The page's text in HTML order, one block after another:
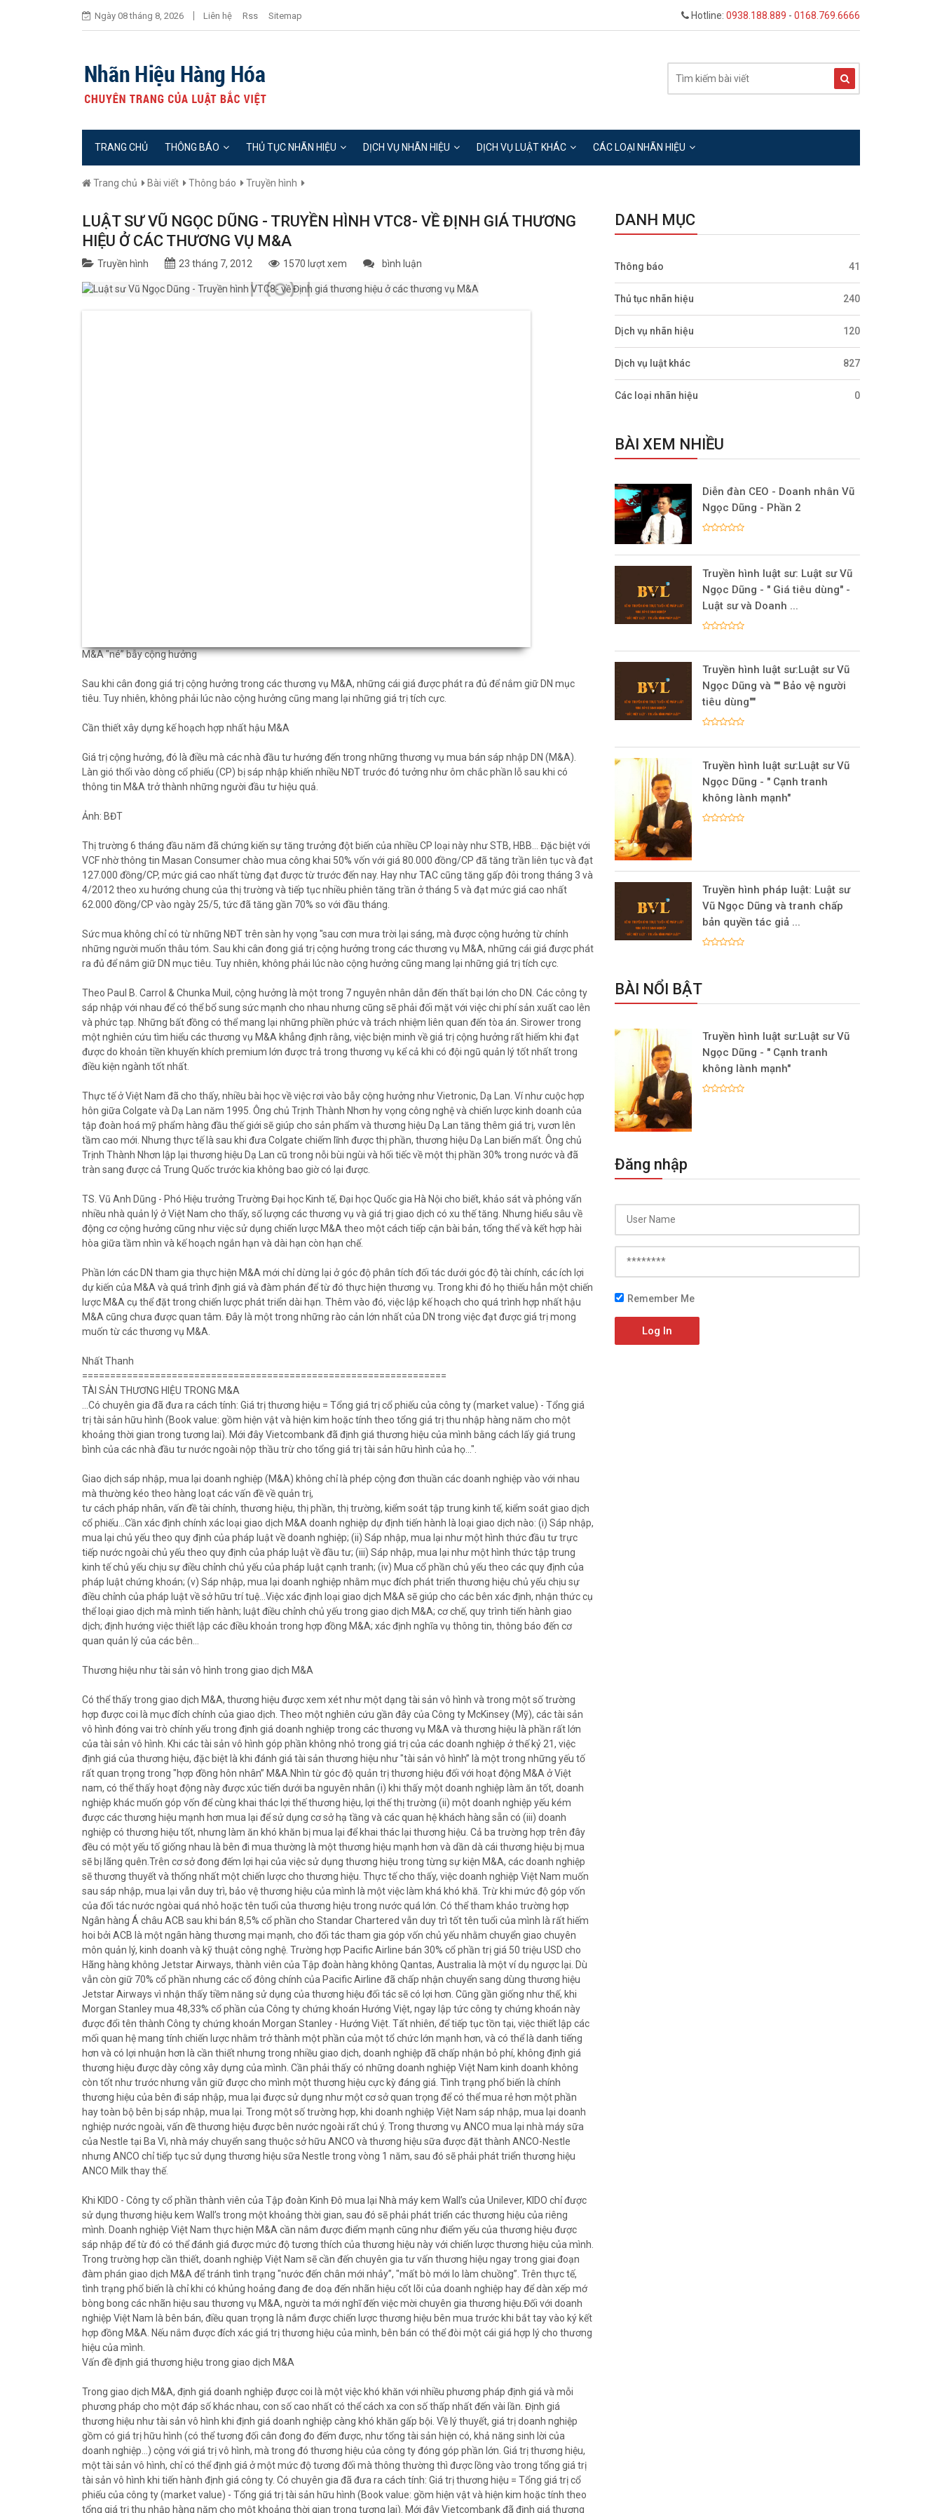
Ngày 08 tháng 8, 2026 Liên hệ Rss Sitemap Hotline: 0938.188.889 - 0168.769.6666
TRANG CHỦ THÔNG BÁO THỦ TỤC NHÃN HIỆU DỊCH VỤ NHÃN HIỆU DỊCH VỤ LUẬT KHÁC CÁC LOẠI NHÃN HIỆU
Trang chủ Bài viết Thông báo Truyền hình
LUẬT SƯ VŨ NGỌC DŨNG - TRUYỀN HÌNH VTC8- VỀ ĐỊNH GIÁ THƯƠNG
HIỆU Ở CÁC THƯƠNG VỤ M&A
Truyền hình 23 tháng 7, 2012 1570 lượt xem bình luận
M&A "né” bẫy cộng hưởng
Sau khi cân đong giá trị cộng hưởng trong các thương vụ M&A, những cái giá được phát ra đủ để nắm giữ DN mục
tiêu. Tuy nhiên, không phải lúc nào cộng hưởng cũng mang lại những giá trị tích cực.
Cần thiết xây dựng kế hoạch hợp nhất hậu M&A
Giá trị cộng hưởng, đó là điều mà các nhà đầu tư hướng đến trong những thương vụ mua bán sáp nhập DN (M&A).
Làn gió thổi vào dòng cổ phiếu (CP) bị sáp nhập khiến nhiều NĐT trước đó tưởng như ôm chắc phần lỗ sau khi có
thông tin M&A trở thành những người đầu tư hiệu quả.
Ảnh: BĐT
Thị trường 6 tháng đầu năm đã chứng kiến sự tăng trưởng đột biến của nhiều CP loại này như STB, HBB… Đặc biệt với
VCF nhờ thông tin Masan Consumer chào mua công khai 50% vốn với giá 80.000 đồng/CP đã tăng trần liên tục và đạt
127.000 đồng/CP, mức giá cao nhất từng đạt được từ trước đến nay. Hay như TAC cũng tăng gấp đôi trong tháng 3 và
4/2012 theo xu hướng chung của thị trường và tiếp tục nhiều phiên tăng trần ở tháng 5 và đạt mức giá cao nhất
62.000 đồng/CP vào ngày 25/5, tức đã tăng gần 70% so với đầu tháng.
Sức mua không chỉ có từ những NĐT trên sàn hy vọng "sau cơn mưa trời lại sáng, mà được cộng hưởng từ chính
những người muốn thâu tóm. Sau khi cân đong giá trị cộng hưởng trong các thương vụ M&A, những cái giá được phát
ra đủ để nắm giữ DN mục tiêu. Tuy nhiên, không phải lúc nào cộng hưởng cũng mang lại những giá trị tích cực.
Theo Paul B. Carrol & Chunka Muil, cộng hưởng là một trong 7 nguyên nhân dẫn đến thất bại lớn cho DN. Các công ty
sáp nhập với nhau để có thể bổ sung sức mạnh cho nhau nhưng cũng sẽ phải đối mặt với việc chi phí sản xuất cao lên
và phức tạp. Những bất đồng có thể mang lại những phiền phức và trách nhiệm liên quan đến tòa án. Sirower trong
một nghiên cứu tìm hiểu các thương vụ M&A khẳng định rằng, việc biện minh về giá trị cộng hưởng rất hiếm khi đạt
được do khoản tiền khuyến khích premium lớn được trả trong thương vụ kể cả khi có đội ngũ quản lý tốt nhất trong
điều kiện ngành tốt nhất.
Thực tế ở Việt Nam đã cho thấy, nhiều bài học về việc rơi vào bẫy cộng hưởng như Vietronic, Dạ Lan. Ví như cuộc hợp
hôn giữa Colgate và Dạ Lan năm 1995. Ông chủ Trịnh Thành Nhơn hy vọng công nghệ và chiến lược kinh doanh của
tập đoàn hoá mỹ phẩm hàng đầu thế giới sẽ giúp cho sản phẩm và thương hiệu Dạ Lan tăng thêm giá trị, vươn lên
tầm cao mới. Nhưng thực tế là sau khi đưa Colgate chiếm lĩnh được thị phần, thương hiệu Dạ Lan biến mất. Ông chủ
Trịnh Thành Nhơn lập lại thương hiệu Dạ Lan cũ trong nỗi bùi ngùi và hối tiếc về một thị phần 30% trong nước và đã
tràn sang được cả Trung Quốc trước kia không bao giờ có lại được.
TS. Vũ Anh Dũng - Phó Hiệu trưởng Trường Đại học Kinh tế, Đại học Quốc gia Hà Nội cho biết, khảo sát và phỏng vấn
nhiều nhà quản lý ở Việt Nam cho thấy, số lượng các thương vụ và giá trị giao dịch có xu thế tăng. Nhưng hiểu sâu về
động cơ cộng hưởng cũng như việc sử dụng chiến lược M&A theo một cách tiếp cận bài bản, tổng thể và kết hợp hài
hòa giữa tầm nhìn và kế hoạch ngắn hạn và dài hạn còn hạn chế.
Phần lớn các DN tham gia thực hiện M&A mới chỉ dừng lại ở góc độ phân tích đối tác dưới góc độ tài chính, các ích lợi
dự kiến của M&A và quá trình định giá và đàm phán để từ đó thực hiện thương vụ. Trong khi đó họ thiếu hẳn một chiến
lược M&A cụ thể đặt trong chiến lược phát triển dài hạn. Thêm vào đó, việc lập kế hoạch cho quá trình hợp nhất hậu
M&A cũng chưa được quan tâm. Đây là một trong những rào cản lớn nhất của DN trong việc đạt được giá trị mong
muốn từ các thương vụ M&A.
Nhất Thanh
=================================================================
TÀI SẢN THƯƠNG HIỆU TRONG M&A
...Có chuyên gia đã đưa ra cách tính: Giá trị thương hiệu = Tổng giá trị cổ phiếu của công ty (market value) - Tổng giá
trị tài sản hữu hình (Book value: gồm hiện vật và hiện kim hoặc tính theo tổng giá trị thu nhập hàng năm cho một
khoảng thời gian trong tương lai). Mới đây Vietcombank đã định giá thương hiệu của mình bằng cách lấy giá trung
bình của các nhà đầu tư nước ngoài nộp thầu trừ cho tổng giá trị tài sản hữu hình của họ...".
Giao dịch sáp nhập, mua lại doanh nghiệp (M&A) không chỉ là phép cộng đơn thuần các doanh nghiệp vào với nhau
mà thường kéo theo hàng loạt các vấn đề về quản trị,
tư cách pháp nhân, vấn đề tài chính, thương hiệu, thị phần, thị trường, kiểm soát tập trung kinh tế, kiểm soát giao dịch
cổ phiếu…Cần xác định chính xác loại giao dịch M&A doanh nghiệp dự định tiến hành là loại giao dịch nào: (i) Sáp nhập,
mua lại chủ yếu theo quy định của pháp luật về doanh nghiệp; (ii) Sáp nhập, mua lại như một hình thức đầu tư trực
tiếp nước ngoài chủ yếu theo quy định của pháp luật về đầu tư; (iii) Sáp nhập, mua lại như một hình thức tập trung
kinh tế chủ yếu chịu sự điều chỉnh chủ yếu của pháp luật cạnh tranh; (iv) Mua cổ phần chủ yếu theo các quy định của
pháp luật chứng khoán; (v) Sáp nhập, mua lại doanh nghiệp nhằm mục đích phát triển thương hiệu chủ yếu chịu sự
điều chỉnh của pháp luật về sở hữu trí tuệ…Việc xác định loại giao dịch M&A sẽ giúp cho các bên xác định, nhận thức cụ
thể loại giao dịch mà mình tiến hành; luật điều chỉnh chủ yếu trong giao dịch M&A; cơ chế, quy trình tiến hành giao
dịch; định hướng việc thiết lập các điều khoản trong hợp đồng M&A; xác định nghĩa vụ thông tin, thông báo đến cơ
quan quản lý của các bên…
Thương hiệu như tài sản vô hình trong giao dịch M&A
Có thể thấy trong giao dịch M&A, thương hiệu được xem xét như một dạng tài sản vô hình và trong một số trường
hợp được coi là mục đích chính của giao dịch. Theo một nghiên cứu gần đây của Công ty McKinsey (Mỹ), các tài sản
vô hình đóng vai trò chính yếu trong định giá doanh nghiệp trong các thương vụ M&A và thương hiệu là phần rất lớn
của tài sản vô hình. Khi các tài sản vô hình góp phần không nhỏ trong giá trị của các doanh nghiệp ở thế kỷ 21, việc
định giá của thương hiệu, đặc biệt là khi đánh giá tài sản thương hiệu như "tài sản vô hình” là một trong những yếu tố
rất quan trọng trong "hợp đồng hôn nhân” M&A.Nhìn từ góc độ quản trị thương hiệu đối với hoạt động M&A ở Việt
nam, có thể thấy hoạt động này được xúc tiến dưới ba nguyên nhân (i) khi thấy một doanh nghiệp làm ăn tốt, doanh
nghiệp khác muốn góp vốn để cùng khai thác lợi thế thương hiệu, lợi thế thị trường (ii) một doanh nghiệp yếu kém
được các thương hiệu mạnh hơn mua lại để sử dụng cơ sở hạ tầng và các quan hệ khách hàng sẵn có (iii) doanh
nghiệp có thương hiệu tốt, nhưng làm ăn khó khăn bị mua lại để khai thác lại thương hiệu. Cả ba trường hợp trên đây
đều có một yếu tố giống nhau là bên đi mua thường là một thương hiệu mạnh hơn và dần dà cái thương hiệu bị mua
sẽ bị lãng quên.Trên cơ sở đong đếm lợi hại của việc sử dụng thương hiệu trong từng sự kiện M&A, các doanh nghiệp
sẽ thương thuyết và thống nhất một chiến lược cho thương hiệu. Thực tế cho thấy, việc doanh nghiệp Việt Nam muốn
sau sáp nhập, mua lại vẫn duy trì, bảo vệ thương hiệu của mình là một việc làm khá khó khă. Trừ khi mức độ góp vốn
của đối tác nước ngòai quá nhỏ hoặc tên tuổi của thương hiệu trong nước quá lớn. Có thể tham khảo trường hợp
Ngân hàng Á châu ACB sau khi bán 8,5% cổ phần cho Standar Chartered vẫn duy trì tốt tên tuổi của mình là rất hiếm
hoi bởi ACB là một ngân hàng thương mại mạnh, cho đối tác tham gia góp vốn chủ yếu nhằm chuyển giao chuyên
môn quản lý, kinh doanh và kỹ thuật công nghệ. Trường hợp Pacific Airline bán 30% cổ phần trị giá 50 triệu USD cho
Hãng hàng không Jetstar Airways, thành viên của Tập đoàn hàng không Qantas, Australia là một ví dụ ngược lại. Dù
vẫn còn giữ 70% cổ phần nhưng các cổ đông chính của Pacific Airline đã chấp nhận chuyển sang dùng thương hiệu
Jetstar Airways vì nhận thấy tiềm năng sử dụng của thương hiệu đối tác sẽ có lợi hơn. Cũng gần giống như thế, khi
Morgan Stanley mua 48,33% cổ phần của Công ty chứng khoán Hướng Việt, ngay lập tức công ty chứng khoán này
được đổi tên thành Công ty chứng khoán Morgan Stanley - Hướng Việt. Tất nhiên, để tiếp tục tồn tại, việc thiết lập các
mối quan hệ mang tính chiến lược nhằm trở thành một phần của một tổ chức lớn mạnh hơn, và có thể là danh tiếng
hơn và có lợi nhuận hơn là cần thiết nhưng trong nhiều giao dịch, doanh nghiệp đã chấp nhận bỏ phí, không định giá
thương hiệu được dày công xây dựng của mình. Cần phải thấy có những doanh nghiệp Việt Nam kinh doanh không
còn tốt như trước nhưng vẫn giữ được cho mình một thương hiệu cực kỳ đáng giá. Tình trạng phổ biến là chính
thương hiệu của bên đi sáp nhập, mua lại được sử dụng như một cơ sở quan trọng để có thể mua rẻ hơn một phần
hay toàn bộ bên bị sáp nhập, mua lại. Trong một số trường hợp, khi doanh nghiệp Việt Nam sáp nhập, mua lại doanh
nghiệp nước ngoài, vấn đề thương hiệu được bên nước ngoài rất chú ý. Trong thương vụ ANCO mua lại nhà máy sữa
của Nestle tại Ba Vì, nhà máy chuyển sang thuộc sở hữu ANCO và thương hiệu sữa được đặt thành ANCO-Nestle
nhưng ANCO chỉ tiếp tục sử dụng thương hiệu sữa Nestle trong vòng 1 năm, sau đó sẽ phải phát triển thương hiệu
ANCO Milk thay thế.
Khi KIDO - Công ty cổ phần thành viên của Tập đoàn Kinh Đô mua lại Nhà máy kem Wall’s của Unilever, KIDO chỉ được
sử dụng thương hiệu kem Wall’s trong một khoảng thời gian, sau đó sẽ phải phát triển các thương hiệu của riêng
mình. Doanh nghiệp Việt Nam thực hiện M&A cần nắm được điểm mạnh cũng như điểm yếu của thương hiệu được
sáp nhập để từ đó có thể đánh giá được mức độ tương thích của thương hiệu này với chiến lược thương hiệu của mình.
Trong trường hợp cần thiết, doanh nghiệp Việt Nam sẽ cần đến chuyên gia tư vấn thương hiệu ngay trong giai đoạn
đàm phán giao dịch M&A để tránh tình trạng "nước đến chân mới nhảy”, "mất bò mới lo làm chuồng”. Trên thực tế,
tình trạng phổ biến là chỉ khi có khủng hoảng đang đe doạ đến nhãn hiệu cốt lõi của doanh nghiệp hay để dàn xếp mớ
bòng bong các nhãn hiệu sau thương vụ M&A, người ta mới nghĩ đến việc mời chuyên gia thương hiệu.Đối với doanh
nghiệp Việt Nam là bên bán, điều quan trọng là nắm được chiến lược thương hiệu bên mua trước khi bắt tay vào ký kết
hợp đồng M&A. Nếu nắm được đích xác giá trị thương hiệu của mình, bên bán có thể đòi một cái giá hợp lý cho thương
hiệu của mình.
Vấn đề định giá thương hiệu trong giao dịch M&A
Trong giao dịch M&A, định giá doanh nghiệp được coi là một việc khó khăn với nhiều phương pháp định giá và mỗi
phương pháp cho một đáp số khác nhau, con số cao nhất có thể cách xa con số thấp nhất đến vài lần. Định giá
thương hiệu như tài sản vô hình khi định giá doanh nghiệp càng khó khăn gấp bội. Về lý thuyết, giá trị doanh nghiệp
gồm có giá trị hữu hình (có thể tương đối cân đong đo đếm được, như tổng tài sản hiện có, khả năng sinh lời của
doanh nghiệp…) cộng với giá trị vô hình, mà trong đó thương hiệu của công ty đóng góp phần lớn. Giá trị thương hiệu,
một tài sản vô hình, chỉ có thể định giá ở một mức độ tương đối mà thông thường thì được lồng vào trong tổng giá trị
tài sản vô hình khi tiến hành định giá công ty. Có chuyên gia đã đưa ra cách tính: Giá trị thương hiệu = Tổng giá trị cổ
phiếu của công ty (market value) - Tổng giá trị tài sản hữu hình (Book value: gồm hiện vật và hiện kim hoặc tính theo
tổng giá trị thu nhập hàng năm cho một khoảng thời gian trong tương lai). Mới đây Vietcombank đã định giá thương
DANH MỤC
Thông báo 41
Thủ tục nhãn hiệu 240
Dịch vụ nhãn hiệu 120
Dịch vụ luật khác 827
Các loại nhãn hiệu 0
BÀI XEM NHIỀU
Diễn đàn CEO - Doanh nhân Vũ
Ngọc Dũng - Phần 2
Truyền hình luật sư: Luật sư Vũ
Ngọc Dũng - " Giá tiêu dùng" -
Luật sư và Doanh ...
Truyền hình luật sư:Luật sư Vũ
Ngọc Dũng và "" Bảo vệ người
tiêu dùng""
Truyền hình luật sư:Luật sư Vũ
Ngọc Dũng - " Cạnh tranh
không lành mạnh"
Truyền hình pháp luật: Luật sư
Vũ Ngọc Dũng và tranh chấp
bản quyền tác giả ...
BÀI NỔI BẬT
Truyền hình luật sư:Luật sư Vũ
Ngọc Dũng - " Cạnh tranh
không lành mạnh"
Đăng nhập
Remember Me
Log In